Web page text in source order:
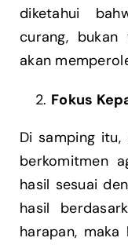
diketahui
curang,
akan
Fokus
Di samping
berkomitmen
hasil sesuai
hasil
harapan,